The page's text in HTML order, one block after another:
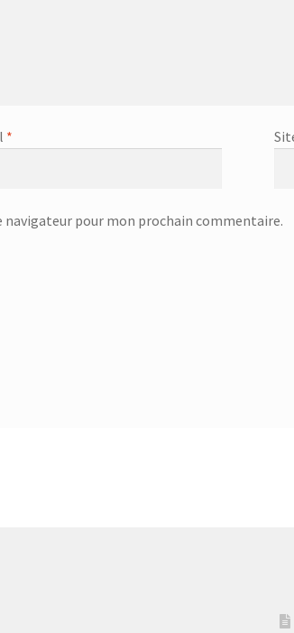
*
pour mon prochain commentaire.